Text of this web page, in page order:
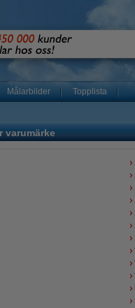
Målarbilder Topplista
varumärke